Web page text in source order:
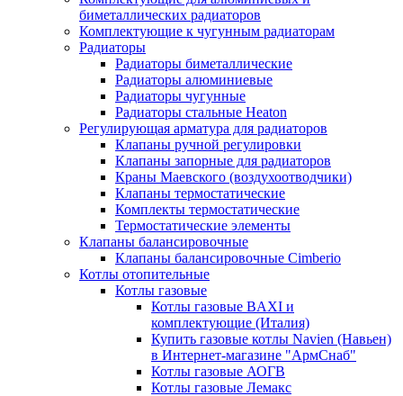
биметаллических радиаторов
Комплектующие к чугунным радиаторам
Радиаторы
Радиаторы биметаллические
Радиаторы алюминиевые
Радиаторы чугунные
Радиаторы стальные Heaton
Регулирующая арматура для радиаторов
Клапаны ручной регулировки
Клапаны запорные для радиаторов
Краны Маевского (воздухоотводчики)
Клапаны термостатические
Комплекты термостатические
Термостатические элементы
Клапаны балансировочные
Клапаны балансировочные Cimberio
Котлы отопительные
Котлы газовые
Котлы газовые BAXI и
комплектующие (Италия)
Купить газовые котлы Navien (Навьен)
в Интернет-магазине "АрмСнаб"
Котлы газовые АОГВ
Котлы газовые Лемакс